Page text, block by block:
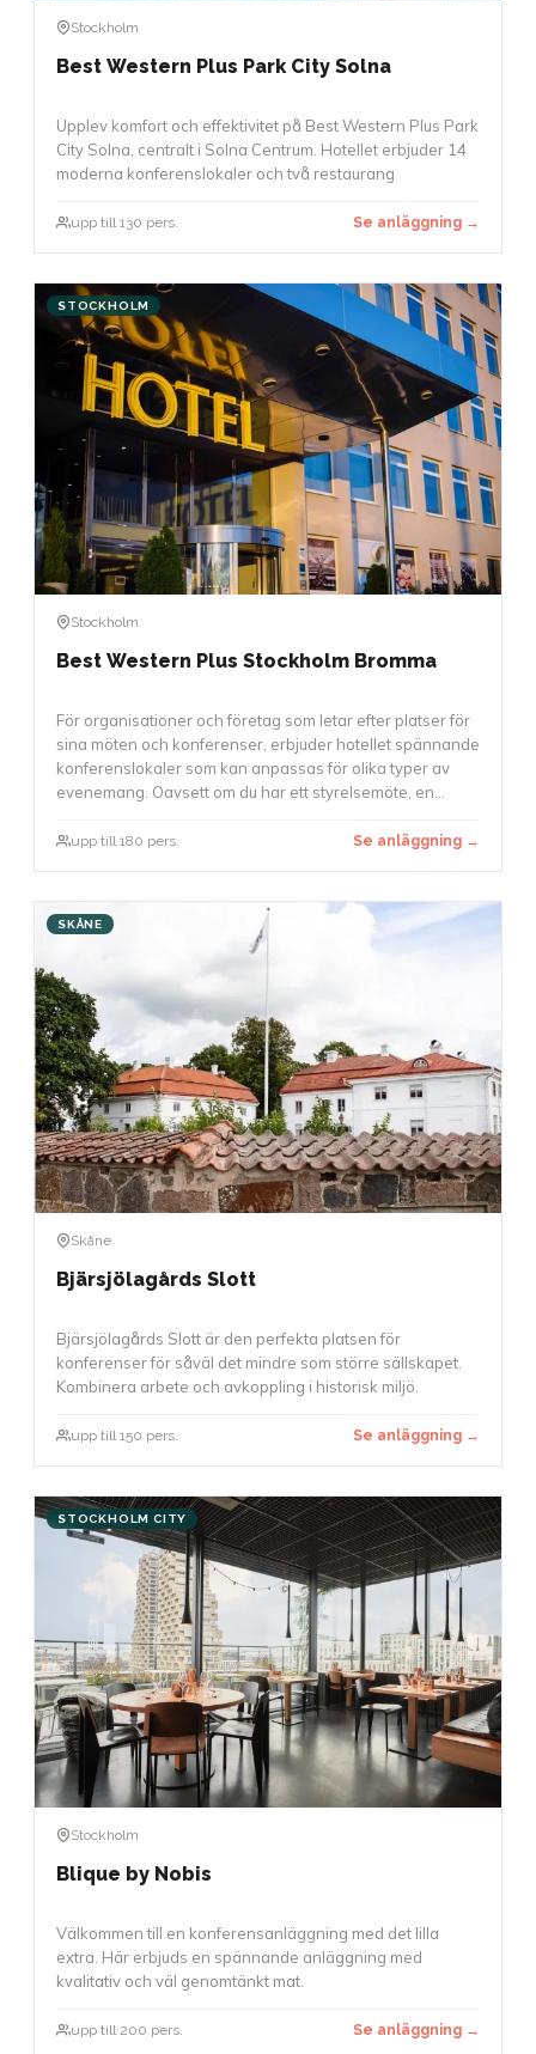
Stockholm
Best Western Plus Park City Solna
Upplev komfort och effektivitet på Best Western Plus Park
City Solna, centralt i Solna Centrum. Hotellet erbjuder 14
moderna konferenslokaler och två restaurang
upp till 130 pers. Se anläggning →
STOCKHOLM
Stockholm
Best Western Plus Stockholm Bromma
För organisationer och företag som letar efter platser för
sina möten och konferenser, erbjuder hotellet spännande
konferenslokaler som kan anpassas för olika typer av
evenemang. Oavsett om du har ett styrelsemöte, en
deltagare, finns det möjligheter att använda.
som passar bäst för ditt evenemang.
upp till 180 pers. Se anläggning →
SKÅNE
Skåne
Bjärsjölagårds Slott
Bjärsjölagårds Slott är den perfekta platsen för
konferenser för såväl det mindre som större sällskapet.
Kombinera arbete och avkoppling i historisk miljö.
upp till 150 pers. Se anläggning →
STOCKHOLM CITY
Stockholm
Blique by Nobis
Välkommen till en konferensanläggning med det lilla
extra. Här erbjuds en spännande anläggning med
kvalitativ och väl genomtänkt mat.
upp till 200 pers. Se anläggning →